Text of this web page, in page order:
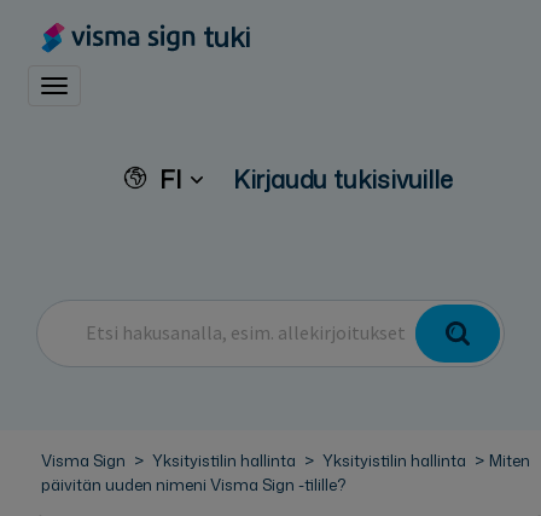
tuki
Toggle navigation
FI Kirjaudu tukisivuille
Visma Sign Yksityistilin hallinta Yksityistilin hallinta
Miten
päivitän uuden nimeni Visma Sign -tilille?